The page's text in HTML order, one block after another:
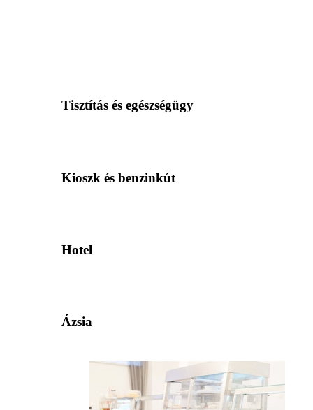
Tisztítás és egészségügy
Kioszk és benzinkút
Hotel
Ázsia